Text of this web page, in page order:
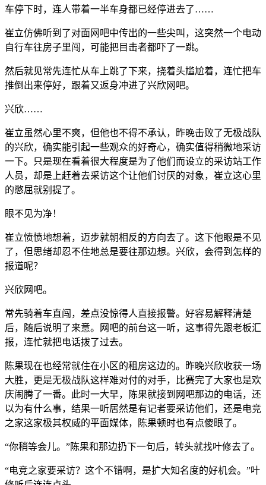
车停下时，连人带着一半车身都已经停进去了……
崔立仿佛听到了对面网吧中传出的一些尖叫，这突然一个电动
自行车往房子里闯，可能把目击者都吓了一跳。
然后就见常先连忙从车上跳了下来，挠着头尴尬着，连忙把车
推倒出来停好，跟着又返身冲进了兴欣网吧。
兴欣……
崔立虽然心里不爽，但他也不得不承认，昨晚击败了无极战队
的兴欣，确实能引起一些观众的好奇心，确实值得稍微地采访
一下。只是现在看着很大程度是为了他们而设立的采访站工作
人员，却是上赶着去采访这个让他们讨厌的对象，崔立这心里
的憋屈就别提了。
眼不见为净！
崔立愤愤地想着，迈步就朝相反的方向去了。这下他眼是不见
了，但思绪却忍不住地总是要往那边想。兴欣，会得到怎样的
报道呢？
兴欣网吧。
常先骑着车直闯，差点没惊得人直接报警。好容易解释清楚
后，随后说明了来意。网吧的前台这一听，这事得先跟老板汇
报，连忙就把电话拨了过去。
陈果现在也经常就住在小区的租房这边的。昨晚兴欣收获一场
大胜，更是无极战队这样难对付的对手，比赛完了大家也是欢
庆闹腾了一番。此时一大早，陈果就接到网吧那边的电话，还
以为有什么事，结果一听居然是有记者要采访他们，还是电竞
之家这家极其权威的平面媒体，陈果顿时也有点傻眼了。
“你稍等会儿。”陈果和那边扔下一句后，转头就找叶修去了。
“电竞之家要采访？这个不错啊，是扩大知名度的好机会。”叶